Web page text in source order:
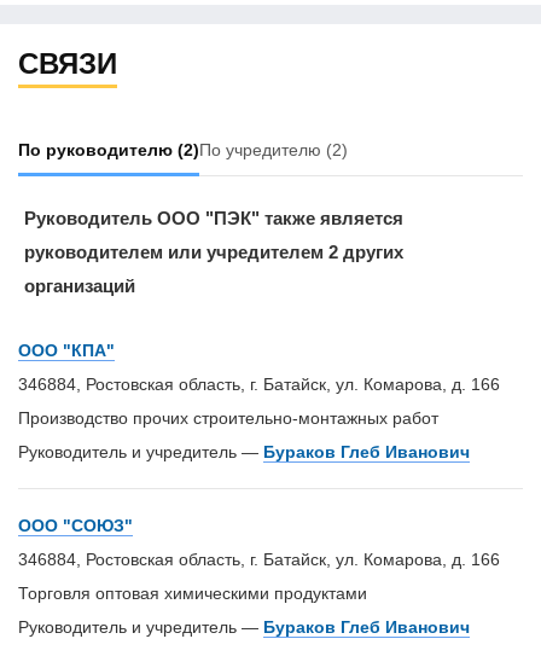
СВЯЗИ
По руководителю (2)По учредителю (2)
Руководитель ООО "ПЭК" также является
руководителем или учредителем 2 других
организаций
ООО "КПА"
346884, Ростовская область, г. Батайск, ул. Комарова, д. 166
Производство прочих строительно-монтажных работ
Руководитель и учредитель — Бураков Глеб Иванович
ООО "СОЮЗ"
346884, Ростовская область, г. Батайск, ул. Комарова, д. 166
Торговля оптовая химическими продуктами
Руководитель и учредитель — Бураков Глеб Иванович